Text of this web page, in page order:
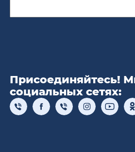
Присоединяйтесь!
социальных сетях: